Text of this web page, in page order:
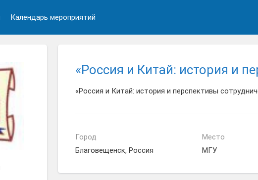
Календарь мероприятий
«Россия и Китай: история и
«Россия и Китай: история и перспективы
Город
Благовещенск, Россия
Место
МГУ